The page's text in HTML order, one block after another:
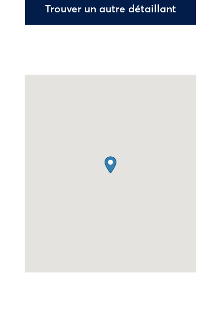
Trouver un autre détaillant